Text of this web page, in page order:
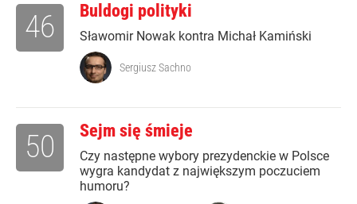
Buldogi polityki
Sławomir Nowak kontra Michał Kamiński
46
Sergiusz Sachno
Sejm się śmieje
Czy następne wybory prezydenckie w Polsce
wygra kandydat z największym poczuciem
humoru?
50